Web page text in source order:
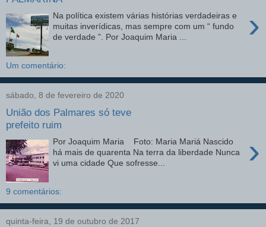
›
Na política existem várias histórias verdadeiras e
muitas inverídicas, mas sempre com um “ fundo
de verdade ”. Por Joaquim Maria ...
Um comentário:
sábado, 8 de fevereiro de 2020
União dos Palmares só teve
prefeito ruim
›
Por Joaquim Maria Foto: Maria Mariá Nascido
há mais de quarenta Na terra da liberdade Nunca
vi uma cidade Que sofresse...
9 comentários:
quinta-feira, 19 de outubro de 2017